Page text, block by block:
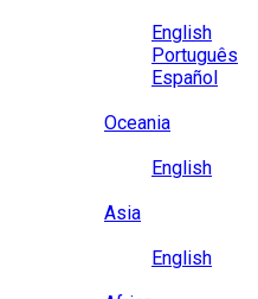
English
Português
Español
Oceania
English
Asia
English